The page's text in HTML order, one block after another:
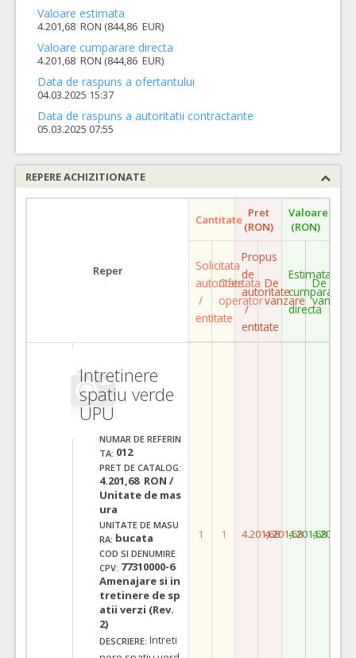
Valoare estimata
4.201,68 RON (844,86 EUR)
Valoare cumparare directa
4.201,68 RON (844,86 EUR)
Data de raspuns a ofertantului
04.03.2025 15:37
Data de raspuns a autoritatii contractante
05.03.2025 07:55
REPERE ACHIZITIONATE
Reper
Cantitate Pret
(RON)
Valoare
(RON)
Solicitata
autoritate
/
entitate
Ofertata
operator
Propus
de
autoritate
/
entitate
De
vanzare
Estimata
cumparare
directa
De
vanzare
Intretinere
spatiu verde
UPU
NUMAR DE REFERIN
TA: 012
PRET DE CATALOG:
4.201,68 RON /
Unitate de mas
ura
UNITATE DE MASU
RA: bucata
COD SI DENUMIRE
CPV: 77310000-6
Amenajare si in
tretinere de sp
atii verzi (Rev.
2)
DESCRIERE: Intreti
1 1 4.201,684.201,684.201,684.201,68